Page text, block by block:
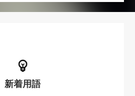
新着用語